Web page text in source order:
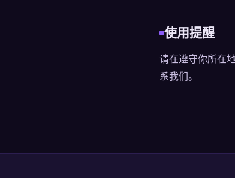
使用提醒
请在遵守你所在
系我们。